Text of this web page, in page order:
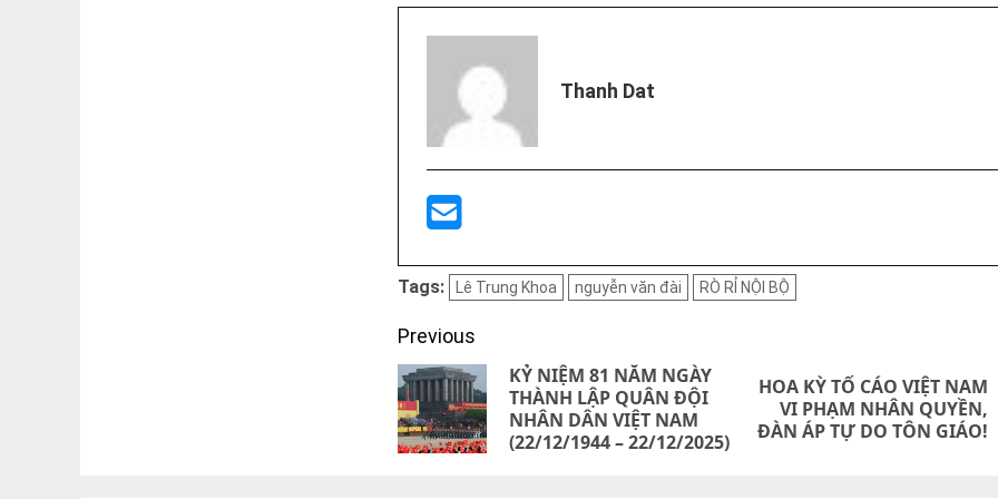
Thanh Dat
Tags: Lê Trung Khoa nguyễn văn đài RÒ RỈ NỘI BỘ
Post
navigation
Previous
Previous
post:
KỶ NIỆM 81 NĂM NGÀY
THÀNH LẬP QUÂN ĐỘI
NHÂN DÂN VIỆT NAM
(22/12/1944 – 22/12/2025)
Next
post:
HOA KỲ TỐ CÁO VIỆT NAM
VI PHẠM NHÂN QUYỀN,
ĐÀN ÁP TỰ DO TÔN GIÁO!